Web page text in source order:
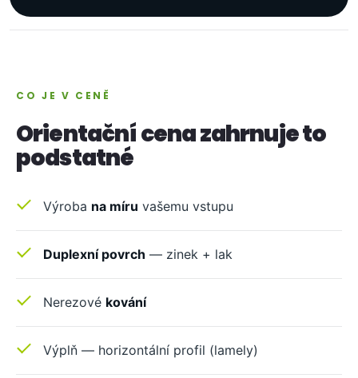
CO JE V CENĚ
Orientační cena zahrnuje to
podstatné
Výroba na míru vašemu vstupu
Duplexní povrch — zinek + lak
Nerezové kování
Výplň — horizontální profil (lamely)